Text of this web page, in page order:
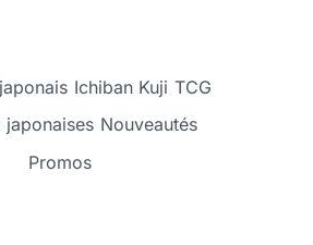
Ichiban Kuji TCG
japonaises Nouveautés
Promos